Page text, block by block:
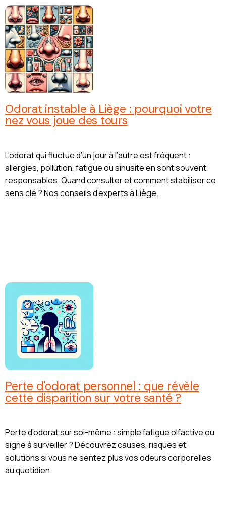
Odorat instable à Liège : pourquoi votre
nez vous joue des tours
L’odorat qui fluctue d’un jour à l’autre est fréquent :
allergies, pollution, fatigue ou sinusite en sont souvent
responsables. Quand consulter et comment stabiliser ce
sens clé ? Nos conseils d’experts à Liège.
Perte d'odorat personnel : que révèle
cette disparition sur votre santé ?
Perte d’odorat sur soi-même : simple fatigue olfactive ou
signe à surveiller ? Découvrez causes, risques et
solutions si vous ne sentez plus vos odeurs corporelles
au quotidien.